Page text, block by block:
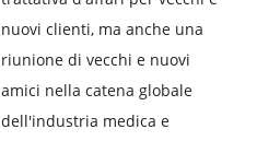
nuovi clienti, ma anche una
riunione di vecchi e nuovi
amici nella catena globale
dell'industria medica e